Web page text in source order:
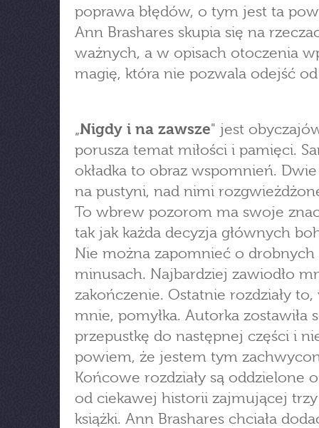
poprawa błędów, o tym jest ta
Ann Brashares skupia się na
ważnych, a w opisach otoczenia
magię, która nie pozwala odejść
„Nigdy i na zawsze" jest
porusza temat miłości i pamięci.
okładka to obraz wspomnień.
na pustyni, nad nimi
To wbrew pozorom ma swoje
tak jak każda decyzja głównych
Nie można zapomnieć o drobnych
minusach. Najbardziej zawiodło
zakończenie. Ostatnie rozdziały to,
mnie, pomyłka. Autorka zostawiła
przepustkę do następnej części i
powiem, że jestem tym
Końcowe rozdziały są oddzielone
od ciekawej historii zajmującej
książki. Ann Brashares chciała